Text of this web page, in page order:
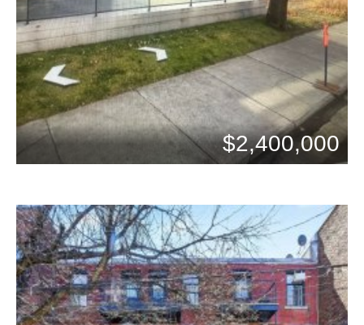
Chambres: 0
Bains: 0
$2,400,000